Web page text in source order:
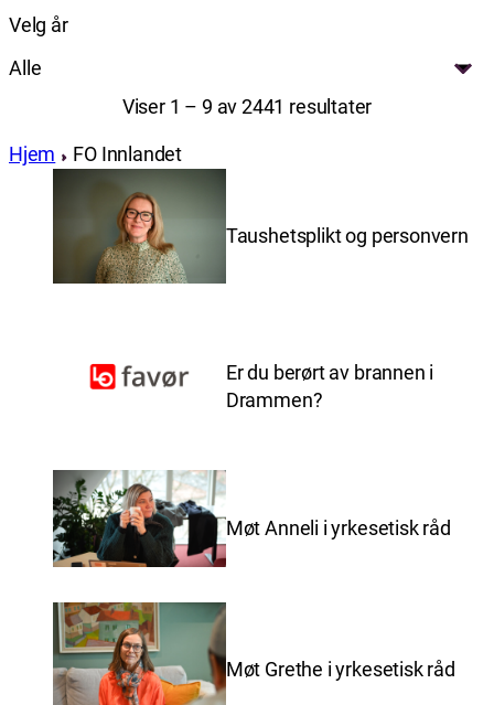
Velg år
Alle
Viser 1 – 9 av 2441 resultater
Hjem FO Innlandet
Taushetsplikt og personvern
Er du berørt av brannen i
Drammen?
Møt Anneli i yrkesetisk råd
Møt Grethe i yrkesetisk råd